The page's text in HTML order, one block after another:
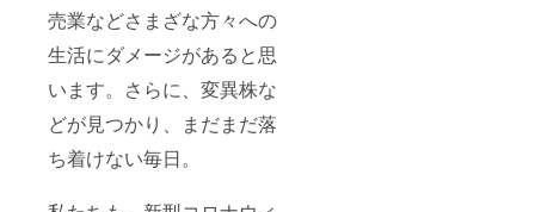
売業などさまざな方々への
生活にダメージがあると思
います。さらに、変異株な
どが見つかり、まだまだ落
ち着けない毎日。